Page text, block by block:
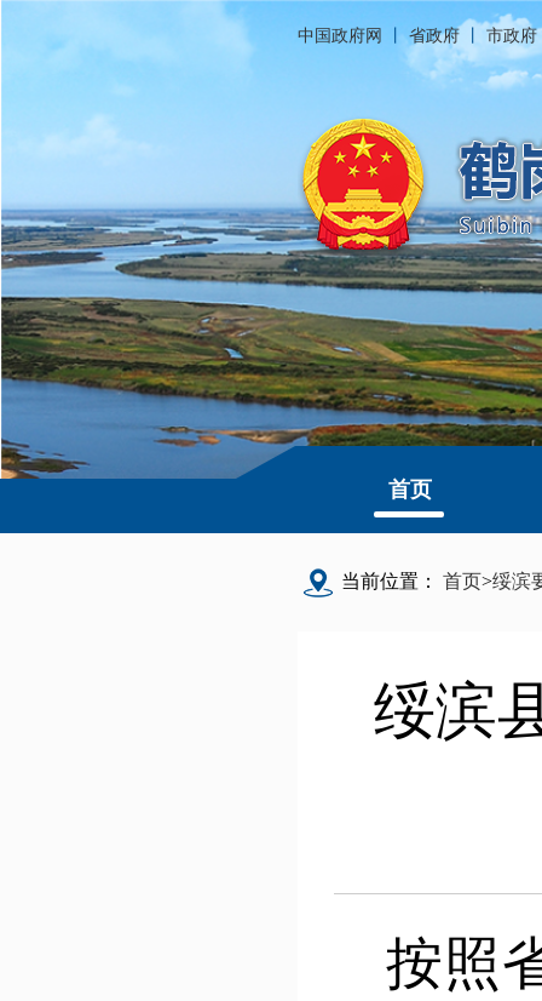
中国政府网 丨省政府 市政府
首页
当前位置： 首页>绥滨
绥滨
按照